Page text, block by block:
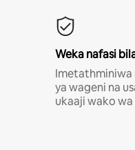
Weka nafasi
Imetathminiwa
ya wageni na
ukaaji wako wa